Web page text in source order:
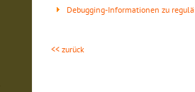
Debugging-Informationen zu
<< zurück